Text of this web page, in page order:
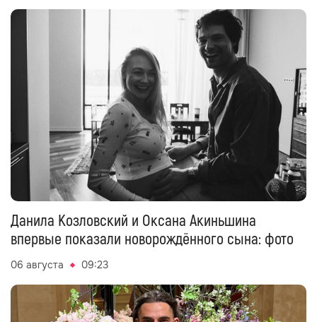
Данила Козловский и Оксана Акиньшина
впервые показали новорождённого сына: фото
06 августа 09:23